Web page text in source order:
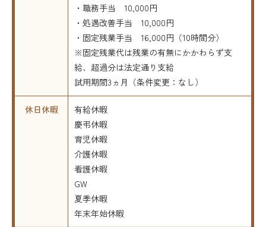
・職務手当 10,000円
・処遇改善手当 10,000円
・固定残業手当 16,000円（10時間分）
※固定残業代は残業の有無にかかわらず支
給、超過分は法定通り支給
試用期間3ヵ月（条件変更：なし）
休日休暇
有給休暇
慶弔休暇
育児休暇
介護休暇
看護休暇
GW
夏季休暇
年末年始休暇